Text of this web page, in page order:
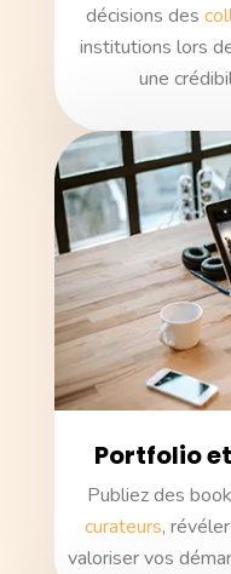
décisions des
institutions lors
une
Portfolio
Publiez des
curateurs,
valoriser vos